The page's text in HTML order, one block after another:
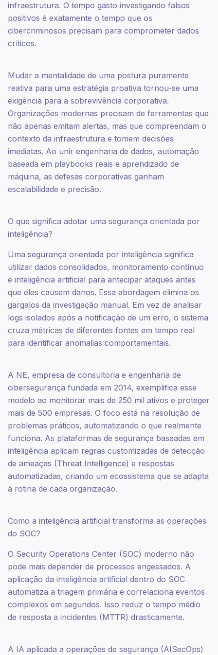
infraestrutura. O tempo gasto investigando falsos
positivos é exatamente o tempo que os
cibercriminosos precisam para comprometer dados
críticos.
Mudar a mentalidade de uma postura puramente
reativa para uma estratégia proativa tornou-se uma
exigência para a sobrevivência corporativa.
Organizações modernas precisam de ferramentas que
não apenas emitam alertas, mas que compreendam o
contexto da infraestrutura e tomem decisões
imediatas. Ao unir engenharia de dados, automação
baseada em playbooks reais e aprendizado de
máquina, as defesas corporativas ganham
escalabilidade e precisão.
O que significa adotar uma segurança orientada por
inteligência?
Uma segurança orientada por inteligência significa
utilizar dados consolidados, monitoramento contínuo
e inteligência artificial para antecipar ataques antes
que eles causem danos. Essa abordagem elimina os
gargalos da investigação manual. Em vez de analisar
logs isolados após a notificação de um erro, o sistema
cruza métricas de diferentes fontes em tempo real
para identificar anomalias comportamentais.
A NE, empresa de consultoria e engenharia de
cibersegurança fundada em 2014, exemplifica esse
modelo ao monitorar mais de 250 mil ativos e proteger
mais de 500 empresas. O foco está na resolução de
problemas práticos, automatizando o que realmente
funciona. As plataformas de segurança baseadas em
inteligência aplicam regras customizadas de detecção
de ameaças (Threat Intelligence) e respostas
automatizadas, criando um ecossistema que se adapta
à rotina de cada organização.
Como a inteligência artificial transforma as operações
do SOC?
O Security Operations Center (SOC) moderno não
pode mais depender de processos engessados. A
aplicação da inteligência artificial dentro do SOC
automatiza a triagem primária e correlaciona eventos
complexos em segundos. Isso reduz o tempo médio
de resposta a incidentes (MTTR) drasticamente.
A IA aplicada a operações de segurança (AISecOps)